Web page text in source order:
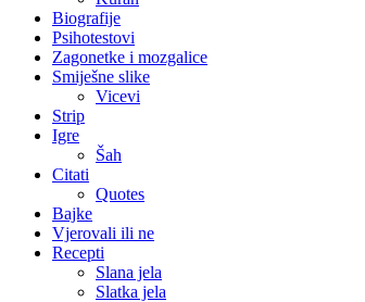
Biografije
Psihotestovi
Zagonetke i mozgalice
Smiješne slike
Vicevi
Strip
Igre
Šah
Citati
Quotes
Bajke
Vjerovali ili ne
Recepti
Slana jela
Slatka jela